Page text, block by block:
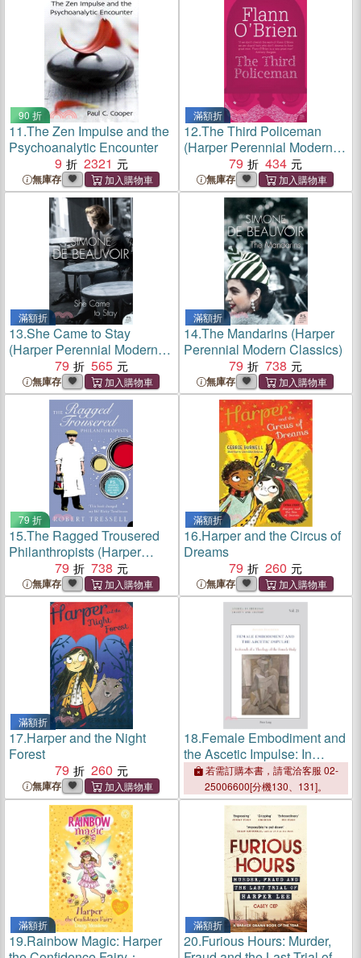
90 折
11.The Zen Impulse and the
Psychoanalytic Encounter
9
2321
無庫存
滿額折
12.The Third Policeman
(Harper Perennial Modern
Classics)79 434
無庫存
滿額折
13.She Came to Stay
(Harper Perennial Modern
Classics)79 565
無庫存
滿額折
14.The Mandarins (Harper
Perennial Modern Classics)
79
738
無庫存
79 折
15.The Ragged Trousered
Philanthropists (Harper
Perennial Modern Classics)
79 738
無庫存
滿額折
16.Harper and the Circus of
Dreams
79
260
無庫存
滿額折
17.Harper and the Night
Forest
79
260
無庫存
18.Female Embodiment and
the Ascetic Impulse: In
Search of a Theology of the
Female Body
若需訂購本書，請電洽客服 02-
25006600[分機130、131]。
滿額折
19.Rainbow Magic: Harper
滿額折
20.Furious Hours: Murder,